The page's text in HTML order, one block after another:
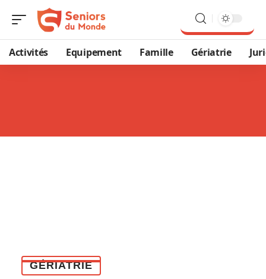
Activités Equipement Famille Gériatrie
GÉRIATRIE